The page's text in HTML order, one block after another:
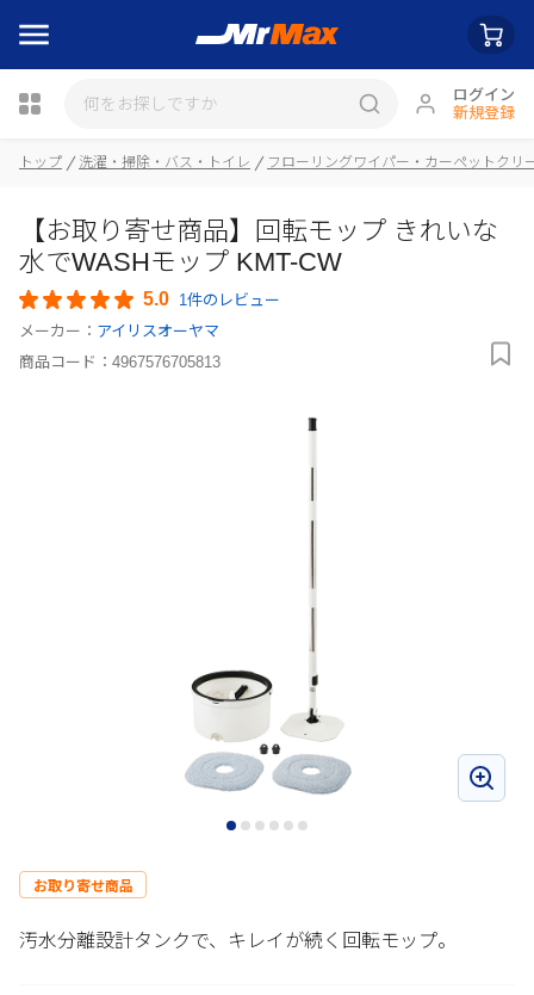
ログイン
新規登録
トップ 洗濯・掃除・バス・トイレ フローリングワイパー・カーペットクリ
【お取り寄せ商品】回転モップ きれいな
水でWASHモップ KMT-CW
5.0 1件のレビュー
メーカー： アイリスオーヤマ
商品コード： 4967576705813
お取り寄せ商品
汚水分離設計タンクで、キレイが続く回転モップ。